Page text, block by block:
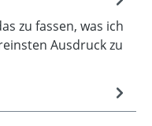
zu fassen, was ich
Ausdruck zu